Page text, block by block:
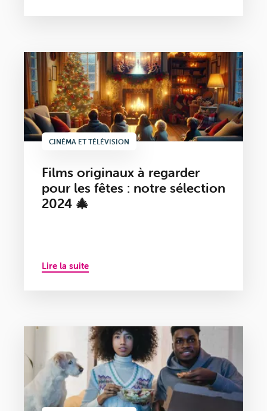
CINÉMA ET TÉLÉVISION
Films originaux à regarder
pour les fêtes : notre sélection
2024 🎄
Lire la suite